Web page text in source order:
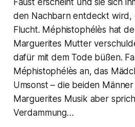
Faust erscheint und sie sich
den Nachbarn entdeckt wird,
Flucht. Méphistophélès hat
Marguerites Mutter
dafür mit dem Tode büßen.
Méphistophélès an, das
Umsonst – die beiden
Marguerites Musik aber
Verdammung…